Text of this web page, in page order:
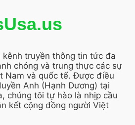
kênh truyền thông tin tức đa
chóng và trung thực các sự
Nam và quốc tế. Được điều
Anh (Hạnh Dương) tại
chúng tôi tự hào là nhịp cầu
kết cộng đồng người Việt